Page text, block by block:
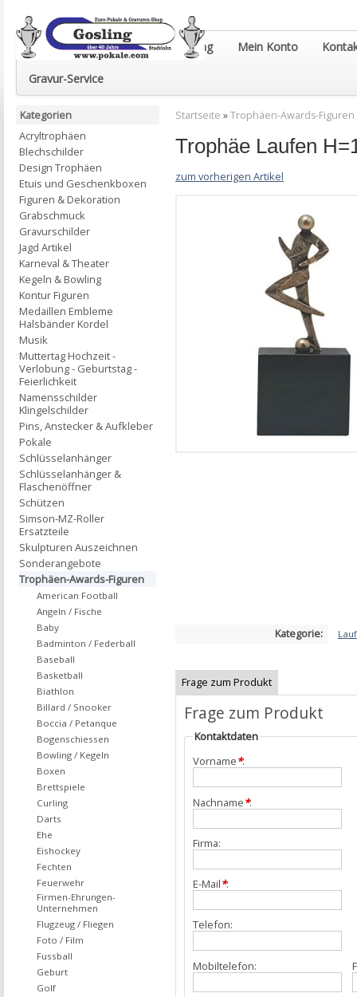
Euro-Pokale & Gravur-Shop Gosling Mein Konto
Gravur-Service
Startseite »Trophäen-Awards-Figuren
Trophäe Laufen
zum vorherigen Artikel
Kategorie:
Frage zum Produkt
Frage zum Produkt
Kontaktdaten
Vorname*:
Nachname*:
Firma:
E-Mail*:
Telefon:
Mobiltelefon:
Kategorien
Acryltrophäen
Blechschilder
Design Trophäen
Etuis und Geschenkboxen
Figuren & Dekoration
Grabschmuck
Gravurschilder
Jagd Artikel
Karneval & Theater
Kegeln & Bowling
Kontur Figuren
Medaillen Embleme
Halsbänder Kordel
Musik
Muttertag Hochzeit -
Verlobung - Geburtstag -
Feierlichkeit
Namensschilder
Klingelschilder
Pins, Anstecker & Aufkleber
Pokale
Schlüsselanhänger
Schlüsselanhänger &
Flaschenöffner
Schützen
Simson-MZ-Roller
Ersatzteile
Skulpturen Auszeichnen
Sonderangebote
Trophäen-Awards-Figuren
American Football
Angeln / Fische
Baby
Badminton / Federball
Baseball
Basketball
Biathlon
Billard / Snooker
Boccia / Petanque
Bogenschiessen
Bowling / Kegeln
Boxen
Brettspiele
Curling
Darts
Ehe
Eishockey
Fechten
Feuerwehr
Firmen-Ehrungen-
Unternehmen
Flugzeug / Fliegen
Foto / Film
Fussball
Geburt
Golf